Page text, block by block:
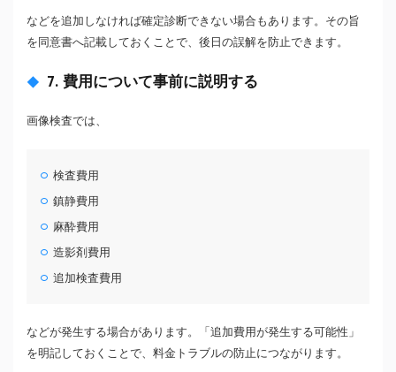
などを追加しなければ確定診断できない場合もあります。その旨
を同意書へ記載しておくことで、後日の誤解を防止できます。
7. 費用について事前に説明する
画像検査では、
検査費用
鎮静費用
麻酔費用
造影剤費用
追加検査費用
などが発生する場合があります。「追加費用が発生する可能性」
を明記しておくことで、料金トラブルの防止につながります。